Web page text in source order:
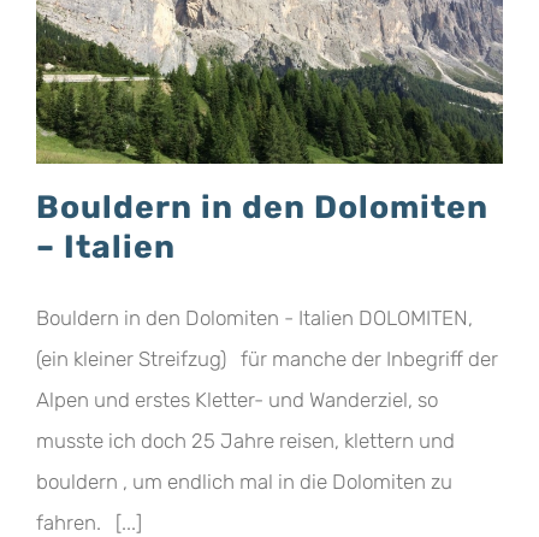
Bouldern in den Dolomiten
– Italien
Bouldern in den Dolomiten - Italien DOLOMITEN,
(ein kleiner Streifzug) für manche der Inbegriff der
Alpen und erstes Kletter- und Wanderziel, so
musste ich doch 25 Jahre reisen, klettern und
bouldern , um endlich mal in die Dolomiten zu
fahren. [...]